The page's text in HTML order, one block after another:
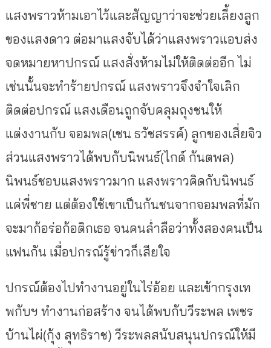
แสงพราวห้ามเอาไว้และสัญญาว่าจะช่วยเลี้ยงลูก
ของแสงดาว ต่อมาแสงจับได้ว่าแสงพราวแอบส่ง
จดหมายหาปกรณ์ แสงสั่งห้ามไม่ให้ติดต่ออีก ไม่
เช่นนั้นจะทำร้ายปกรณ์ แสงพราวจึงจำใจเลิก
ติดต่อปกรณ์ แสงเดือนถูกจับคลุมถุงชนให้
แต่งงานกับ จอมพล(เชน ธวัชสรรค์) ลูกของเสี่ยจิว
ส่วนแสงพราวได้พบกับนิพนธ์(ไกด์ กันตพล)
นิพนธ์ชอบแสงพราวมาก แสงพราวคิดกับนิพนธ์
แค่พี่ชาย แต่ต้องใช้เขาเป็นกันชนจากจอมพลที่มัก
จะมาก้อร่อก้อติกเธอ จนคนล่ำลือว่าทั้งสองคนเป็น
แฟนกัน เมื่อปกรณ์รู้ข่าวก็เสียใจ
ปกรณ์ต้องไปทำงานอยู่ในไร่อ้อย และเข้ากรุงเท
พกับฯ ทำงานก่อสร้าง จนได้พบกับวีระพล เพชร
บ้านไผ่(กุ้ง สุทธิราช) วีระพลสนับสนุนปกรณ์ให้มี